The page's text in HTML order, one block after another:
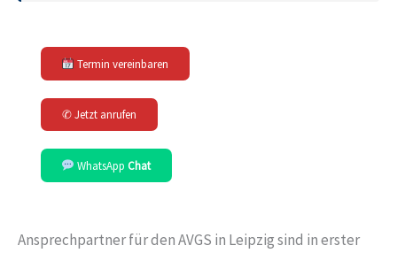
Termin vereinbaren
✆ Jetzt anrufen
WhatsAppChat
Ansprechpartner für den AVGS in Leipzig sind in erster